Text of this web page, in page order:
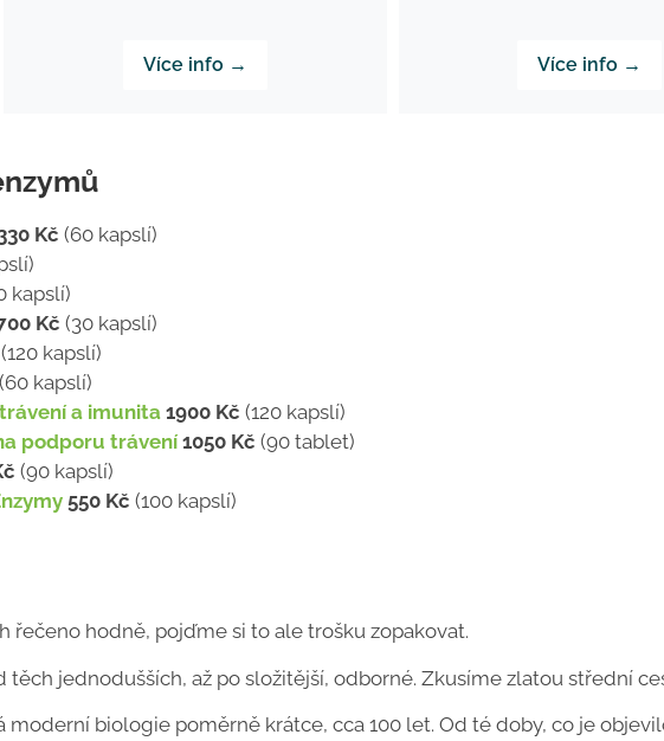
Více info → Více info →
Kč (60 kapslí)
kapslí)
Kč (30 kapslí)
(120 kapslí)
(60 kapslí)
a imunita 1900 Kč (120 kapslí)
podporu trávení 1050 Kč (90 tablet)
(90 kapslí)
550 Kč (100 kapslí)
hodně, pojďme si to ale trošku zopakovat.
jednodušších, až po složitější, odborné. Zkusíme zlatou střední
moderní biologie poměrně krátce, cca 100 let. Od té doby, co je